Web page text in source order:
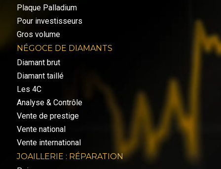
Plaque Palladium
Pour investisseurs
Gros volume
NÉGOCE DE DIAMANTS
Diamant brut
Diamant taillé
Les 4C
Analyse & Contrôle
Vente de prestige
Vente national
Vente international
JOAILLERIE : RÉPARATION